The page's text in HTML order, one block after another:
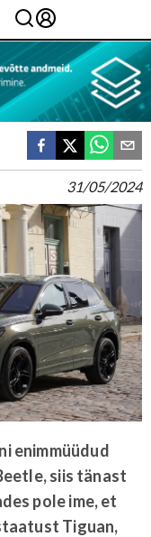
31/05/2024
enimmüüdud
siis tänast
pole ime, et
Tiguan,